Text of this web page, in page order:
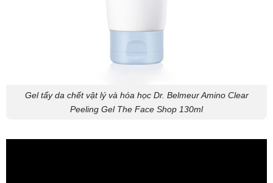
Gel tẩy da chết vật lý và hóa học Dr. Belmeur Amino Clear
Peeling Gel The Face Shop 130ml